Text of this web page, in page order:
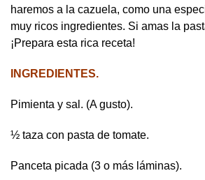
haremos a la cazuela, como una
muy ricos ingredientes. Si amas la
¡Prepara esta rica receta!
INGREDIENTES.
Pimienta y sal. (A gusto).
½ taza con pasta de tomate.
Panceta picada (3 o más láminas).